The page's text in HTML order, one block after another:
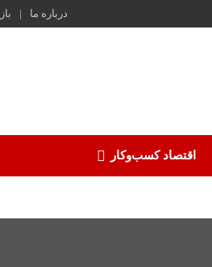
درباره ما
اقتصاد کسب‌و‌کار